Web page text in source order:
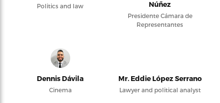
Politics and law Núñez
Presidente Cámara de
Representantes
Dennis Dávila
Cinema
Mr. Eddie López Serrano
Lawyer and political analyst